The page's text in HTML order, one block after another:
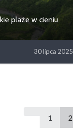
plaże w cieniu
30 lipca 2025
1 2